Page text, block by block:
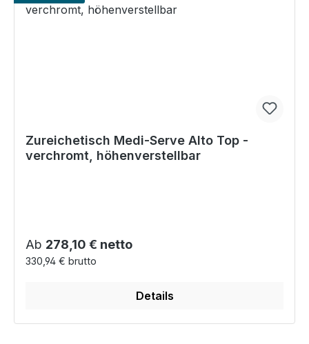
Zureichetisch Medi-Serve Alto Top -
verchromt, höhenverstellbar
Regulärer Preis:
Ab 278,10 € netto
330,94 € brutto
Details